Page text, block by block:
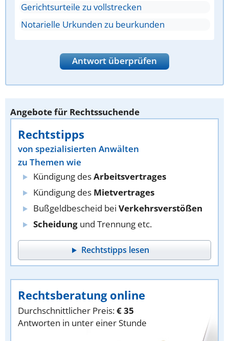
Gerichtsurteile zu vollstrecken
Notarielle Urkunden zu beurkunden
Antwort überprüfen
Angebote für Rechtssuchende
Rechtstipps
von spezialisierten Anwälten
zu Themen wie
Kündigung desArbeitsvertrages
Kündigung des Mietvertrages
Bußgeldbescheid bei Verkehrsverstößen
Scheidung und Trennung etc.
Rechtstipps lesen
Rechtsberatung online
Durchschnittlicher Preis:€ 35
Antworten in unter einer Stunde